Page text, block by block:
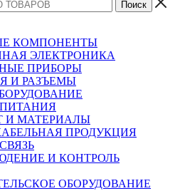
КОМПОНЕНТЫ
ЭЛЕКТРОНИКА
ПРИБОРЫ
И РАЗЪЕМЫ
И МАТЕРИАЛЫ
ПРОДУКЦИЯ
И КОНТРОЛЬ
ОБОРУДОВАНИЕ